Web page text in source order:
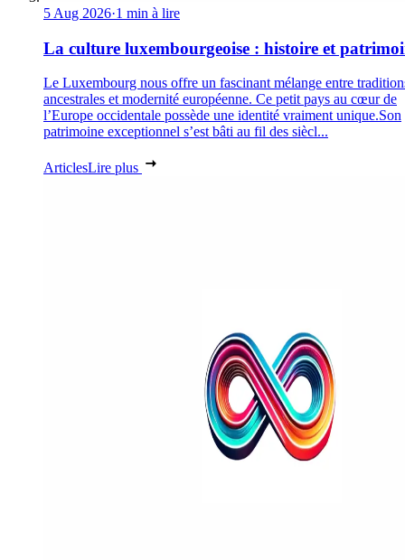
5 Aug 2026·1 min à lire
La culture luxembourgeoise : histoire et
Le Luxembourg nous offre un fascinant mélange entre
ancestrales et modernité européenne. Ce petit pays au cœur de
l’Europe occidentale possède une identité vraiment unique.Son
patrimoine exceptionnel s’est bâti au fil des siècl...
ArticlesLire plus